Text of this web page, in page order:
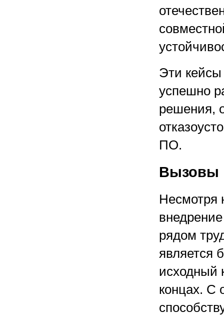
Эти кейсы
успешно
решения,
ПО.
Вызовы
Несмотря
рядом
является
исходный
концах. С